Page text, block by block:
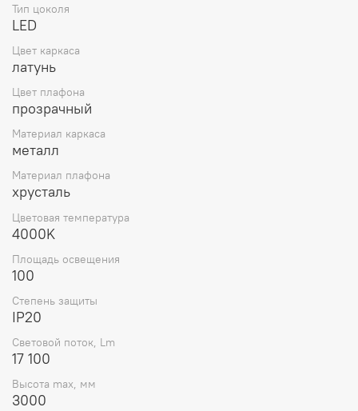
Тип цоколя
LED
Цвет каркаса
латунь
Цвет плафона
прозрачный
Материал каркаса
металл
Материал плафона
хрусталь
Цветовая температура
4000K
Площадь освещения
100
Степень защиты
IP20
Световой поток, Lm
17 100
Высота max, мм
3000